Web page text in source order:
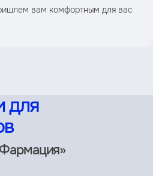
вам комфортным для вас
для